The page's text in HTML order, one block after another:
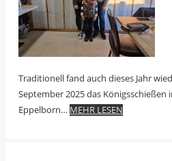
Traditionell fand auch dieses Jahr
September 2025 das
Eppelborn… MEHR LESEN